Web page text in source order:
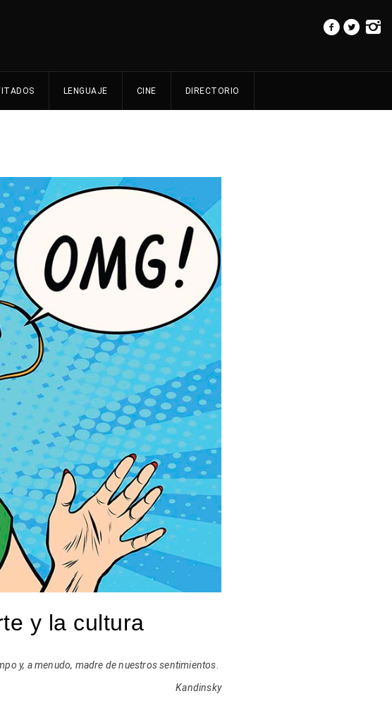
LENGUAJE CINE DIRECTORIO
y la cultura
y, a menudo, madre de nuestros sentimientos.
Kandinsky